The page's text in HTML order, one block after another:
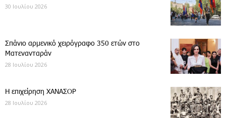
30 Ιουλίου 2026
Σπάνιο αρμενικό χειρόγραφο 350 ετών στο
Ματενανταράν
28 Ιουλίου 2026
Η επιχείρηση ΧΑΝΑΣΟΡ
28 Ιουλίου 2026